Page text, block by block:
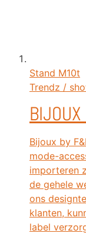
Stand M10t
Trendz /
Bijoux by
mode-
importeren
de gehele
ons
klanten,
label